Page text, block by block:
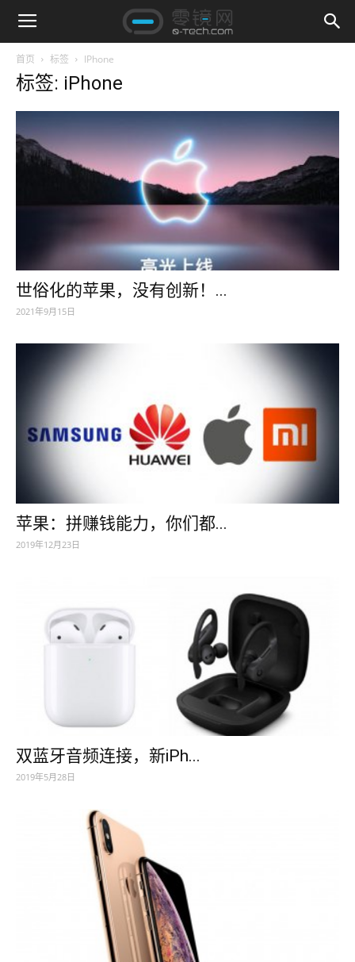
首页 标签 IPhone
标签: iPhone
世俗化的苹果，没有创新！...
2021年9月15日
苹果：拼赚钱能力，你们都...
2019年12月23日
双蓝牙音频连接，新iPh...
2019年5月28日